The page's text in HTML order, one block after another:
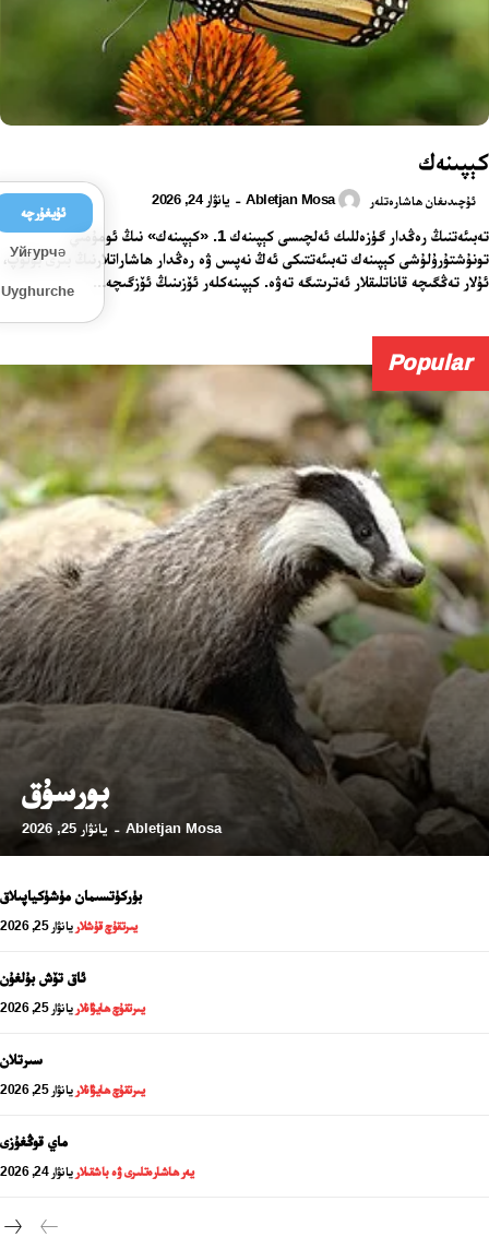
كېپىنەك
ئۇچىدىغان ھاشارەتلەر Abletjan Mosa
- يانۋار 24, 2026
تەبىئەتنىڭ رەڭدار گۈزەللىك ئەلچىسى كېپىنەك 1. «كېپىنەك» نىڭ ئومۇمىي
تونۇشتۇرۇلۇشى كېپىنەك تەبىئەتتىكى ئەڭ نەپىس ۋە رەڭدار ھاشاراتلارنىڭ بىرى بولۇپ،
ئۇلار تەڭگىچە قاناتلىقلار ئەترىتىگە تەۋە. كېپىنەكلەر ئۆزىنىڭ ئۆزگىچە...
Popular
بورسۇق
Abletjan Mosa
- يانۋار 25, 2026
بۈركۈتسىمان مۈشۈكياپىلاق
يىرتقۇچ قۇشلار يانۋار 25, 2026
ئاق تۆش بۇلغۇن
يىرتقۇچ ھايۋانلار يانۋار 25, 2026
سىرتلان
يىرتقۇچ ھايۋانلار يانۋار 25, 2026
ماي قوڭغۇزى
يەر ھاشارەتلىرى ۋە باشقىلار يانۋار 24, 2026
ئۇيغۇرچە
Уйғурчә
Uyghurche